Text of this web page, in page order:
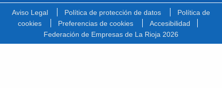
Aviso Legal Política de protección de datos
Política de
cookies
Preferencias de cookies
Accesibilidad
Federación de Empresas de La Rioja 2026